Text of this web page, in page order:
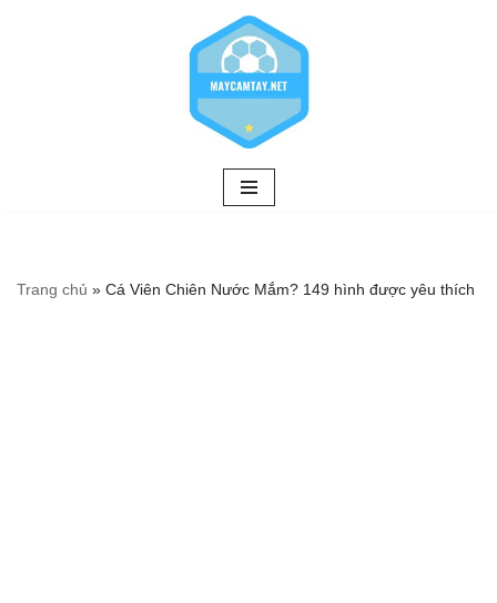
Trang chủ » Cá Viên Chiên Nước Mắm? 149 hình được yêu thích